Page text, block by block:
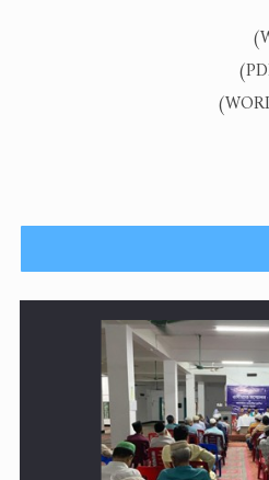
حِكم، وأهداف >> المزيد
في أهمية عيد